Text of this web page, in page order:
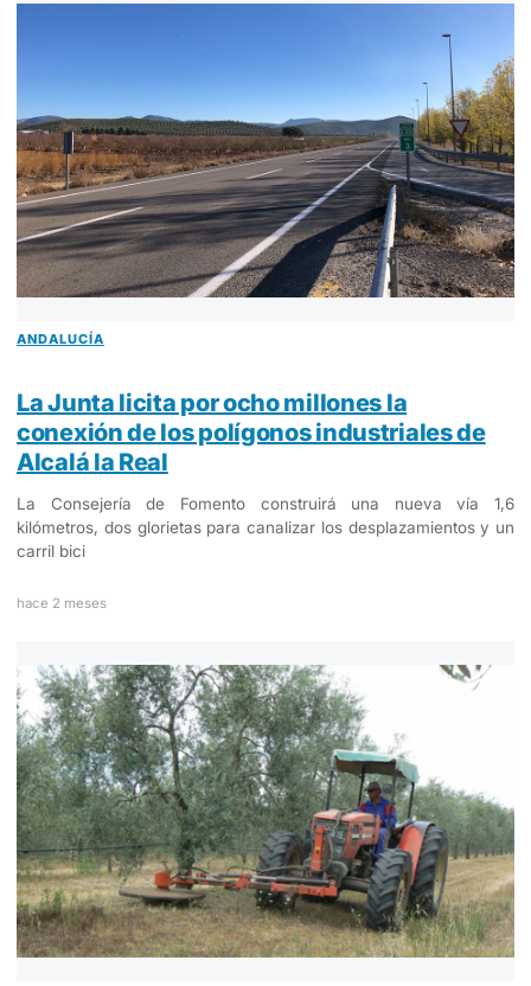
ANDALUCÍA
La Junta licita por ocho millones la
conexión de los polígonos industriales de
Alcalá la Real
La Consejería de Fomento construirá una nueva vía 1,6
kilómetros, dos glorietas para canalizar los desplazamientos y un
carril bici
hace 2 meses